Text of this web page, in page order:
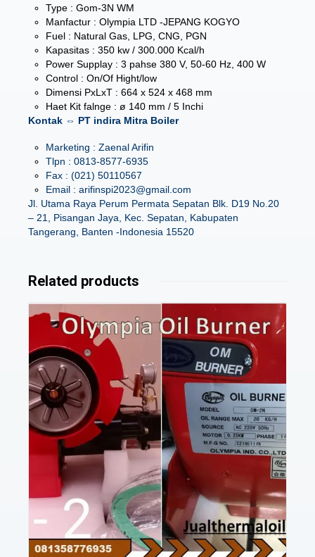
Type : Gom-3N WM
Manfactur : Olympia LTD -JEPANG KOGYO
Fuel : Natural Gas, LPG, CNG, PGN
Kapasitas : 350 kw / 300.000 Kcal/h
Power Supplay : 3 pahse 380 V, 50-60 Hz, 400 W
Control : On/Of Hight/low
Dimensi PxLxT : 664 x 524 x 468 mm
Haet Kit falnge : ø 140 mm / 5 Inchi
Kontak ⇔ PT indira Mitra Boiler
Marketing : Zaenal Arifin
Tlpn : 0813-8577-6935
Fax : (021) 50110567
Email : arifinspi2023@gmail.com
Jl. Utama Raya Perum Permata Sepatan Blk. D19 No.20
– 21, Pisangan Jaya, Kec. Sepatan, Kabupaten
Tangerang, Banten -Indonesia 15520
Related products
Details